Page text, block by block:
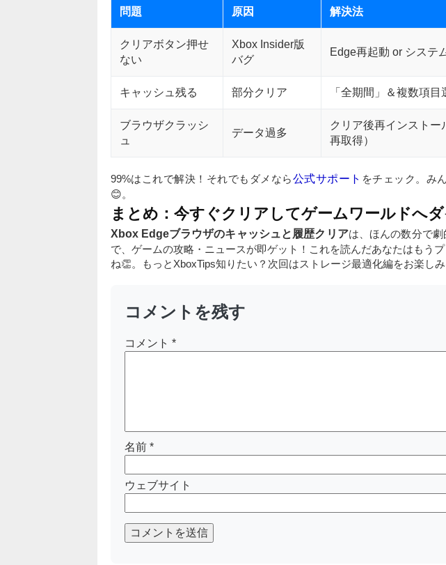
問題 原因 解決法
クリアボタン押せ
ない
Xbox Insider版
バグ
Edge再起動 or システ
キャッシュ残る 部分クリア 「全期間」＆複数項目
ブラウザクラッシ
ュ
データ過多
クリア後再インスト
再取得）
99%はこれで解決！それでもダメなら公式サポート をチェック。み
😊。
まとめ：今すぐクリアしてゲームワールドへ
Xbox Edgeブラウザのキャッシュと履歴クリアは、ほんの数分で
で、ゲームの攻略・ニュースが即ゲット！これを読んだあなたはもう
ね👏。もっとXboxTips知りたい？次回はストレージ最適化編をお楽しみ
コメントを残す
コメント *
名前 *
ウェブサイト
コメントを送信